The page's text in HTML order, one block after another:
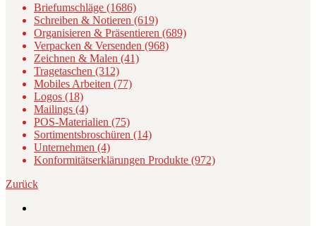
Briefumschläge (1686)
Schreiben & Notieren (619)
Organisieren & Präsentieren (689)
Verpacken & Versenden (968)
Zeichnen & Malen (41)
Tragetaschen (312)
Mobiles Arbeiten (77)
Logos (18)
Mailings (4)
POS-Materialien (75)
Sortimentsbroschüren (14)
Unternehmen (4)
Konformitätserklärungen Produkte (972)
Zurück